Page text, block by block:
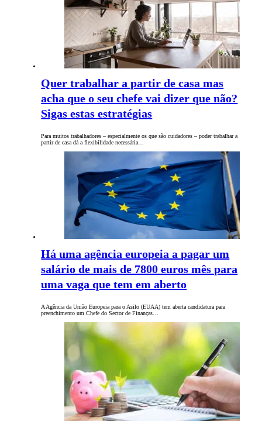
Quer trabalhar a partir de casa mas
acha que o seu chefe vai dizer que não?
Sigas estas estratégias
Para muitos trabalhadores – especialmente os que são cuidadores – poder trabalhar a
partir de casa dá a flexibilidade necessária…
Há uma agência europeia a pagar um
salário de mais de 7800 euros mês para
uma vaga que tem em aberto
A Agência da União Europeia para o Asilo (EUAA) tem aberta candidatura para
preenchimento um Chefe do Sector de Finanças…